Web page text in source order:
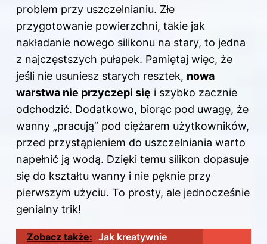
problem przy uszczelnianiu. Złe
przygotowanie powierzchni, takie jak
nakładanie nowego silikonu na stary, to jedna
z najczęstszych pułapek. Pamiętaj więc, że
jeśli nie usuniesz starych resztek, nowa
warstwa nie przyczepi się i szybko zacznie
odchodzić. Dodatkowo, biorąc pod uwagę, że
wanny „pracują” pod ciężarem użytkowników,
przed przystąpieniem do uszczelniania warto
napełnić ją wodą. Dzięki temu silikon dopasuje
się do kształtu wanny i nie pęknie przy
pierwszym użyciu. To prosty, ale jednocześnie
genialny trik!
Zobacz także: Jak kreatywnie